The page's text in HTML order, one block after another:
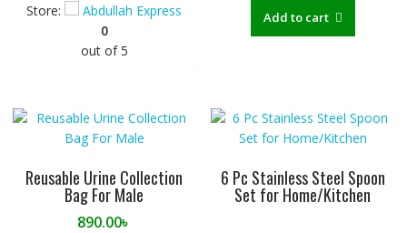
Store:
Abdullah Express
0
out of 5
Add to cart
Reusable Urine Collection
Bag For Male
890.00৳
6 Pc Stainless Steel Spoon
Set for Home/Kitchen